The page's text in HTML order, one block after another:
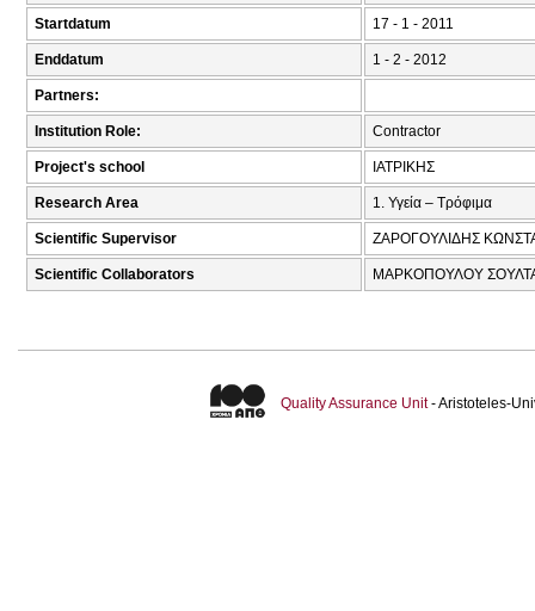
Startdatum 17 - 1 - 2011
Enddatum 1 - 2 - 2012
Partners:
Institution Role: Contractor
Project's school ΙΑΤΡΙΚΗΣ
Research Area 1. Υγεία – Τρόφιμα
Scientific Supervisor ΖΑΡΟΓΟΥΛΙΔΗΣ
Scientific Collaborators ΜΑΡΚΟΠΟΥΛΟΥ
Quality Assurance Unit- Aristoteles-